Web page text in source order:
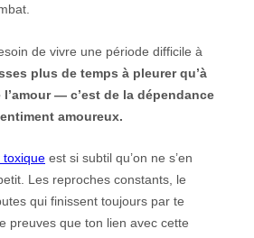
de vivre une période difficile à
plus de temps à pleurer qu’à
— c’est de la dépendance
amoureux.
toxique est si subtil qu’on ne s’en
Les reproches constants, le
qui finissent toujours par te
preuves que ton lien avec cette